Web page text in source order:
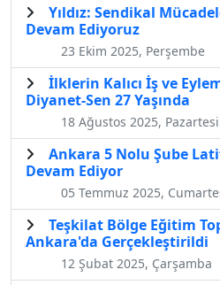
Yıldız: Sendikal
Devam Ediyoruz
23 Ekim 2025, Perşembe
İlklerin Kalıcı İş ve
Diyanet-Sen 27 Yaşında
18 Ağustos 2025, Pazartesi
Ankara 5 Nolu Şube
Devam Ediyor
05 Temmuz 2025,
Teşkilat Bölge Eğitim
Ankara'da Gerçekleştirildi
12 Şubat 2025, Çarşamba